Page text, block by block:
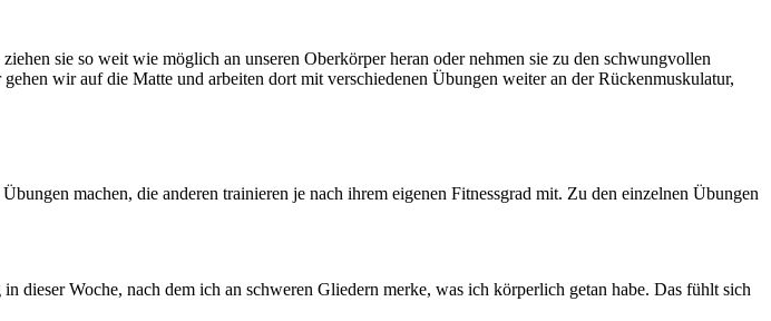
sie so weit wie möglich an unseren Oberkörper heran oder nehmen sie zu den schwungvollen
wir auf die Matte und arbeiten dort mit verschiedenen Übungen weiter an der Rückenmuskulatur,
machen, die anderen trainieren je nach ihrem eigenen Fitnessgrad mit. Zu den einzelnen Übungen
dieser Woche, nach dem ich an schweren Gliedern merke, was ich körperlich getan habe. Das fühlt sich